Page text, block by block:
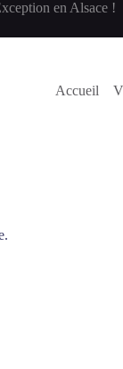
en Alsace !
Accueil